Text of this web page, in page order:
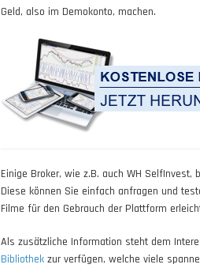
Geld, also im Demokonto, machen.
Einige Broker, wie z.B. auch WH SelfInvest,
Diese können Sie einfach anfragen und
Filme für den Gebrauch der Plattform
Als zusätzliche Information steht dem
Bibliothek zur verfügen, welche viele